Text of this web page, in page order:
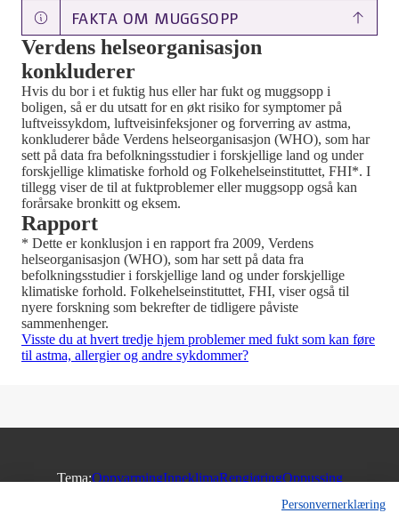
FAKTA OM MUGGSOPP
Verdens helseorganisasjon
konkluderer
Hvis du bor i et fuktig hus eller har fukt og muggsopp i
boligen, så er du utsatt for en økt risiko for symptomer på
luftveissykdom, luftveisinfeksjoner og forverring av astma,
konkluderer både Verdens helseorganisasjon (WHO), som har
sett på data fra befolkningsstudier i forskjellige land og under
forskjellige klimatiske forhold og Folkehelseinstituttet, FHI*. I
tillegg viser de til at fuktproblemer eller muggsopp også kan
forårsake bronkitt og eksem.
Rapport
* Dette er konklusjon i en rapport fra 2009, Verdens
helseorganisasjon (WHO), som har sett på data fra
befolkningsstudier i forskjellige land og under forskjellige
klimatiske forhold. Folkehelseinstituttet, FHI, viser også til
nyere forskning som bekrefter de tidligere påviste
sammenhenger.
Visste du at hvert tredje hjem problemer med fukt som kan føre
til astma, allergier og andre sykdommer?
Tema:OppvarmingInneklimaRengjøringOppussing
Personvernerklæring